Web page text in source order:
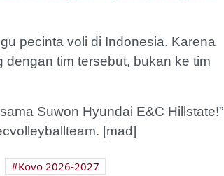
pecinta voli di Indonesia. Karena
tim tersebut, bukan ke tim
Suwon Hyundai E&C Hillstate!”
[mad]
Kovo 2026-2027